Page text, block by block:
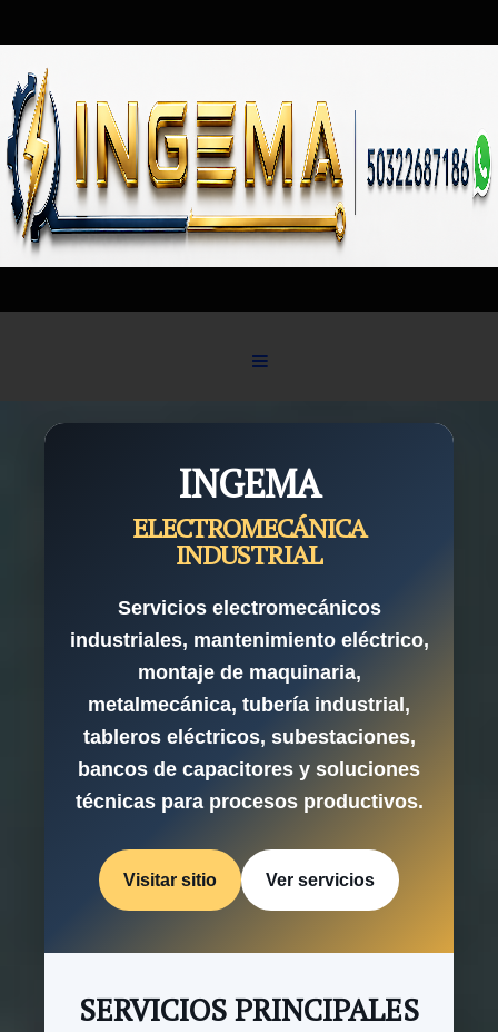
INGEMA
ELECTROMECÁNICA
INDUSTRIAL
Servicios electromecánicos
industriales, mantenimiento eléctrico,
montaje de maquinaria,
metalmecánica, tubería industrial,
tableros eléctricos, subestaciones,
bancos de capacitores y soluciones
técnicas para procesos productivos.
Visitar sitio Ver servicios
SERVICIOS PRINCIPALES